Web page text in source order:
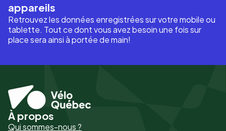
appareils
Retrouvez les données enregistrées sur votre mobile ou
tablette. Tout ce dont vous avez besoin une fois sur
place sera ainsi à portée de main!
Pied
À propos
Qui sommes-nous ?